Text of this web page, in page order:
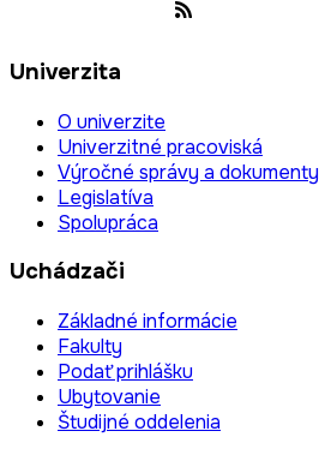
Univerzita
O univerzite
Univerzitné pracoviská
Výročné správy a dokumenty
Legislatíva
Spolupráca
Uchádzači
Základné informácie
Fakulty
Podať prihlášku
Ubytovanie
Študijné oddelenia